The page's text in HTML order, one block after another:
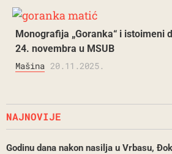
Monografija „Goranka“ i istoimeni
24. novembra u MSUB
Mašina 20.11.2025.
NAJNOVIJE
Godinu dana nakon nasilja u Vrbasu,